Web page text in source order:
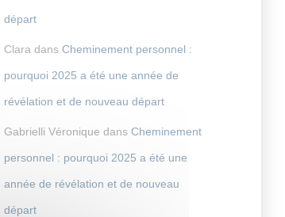
départ
Clara dans Cheminement personnel :
pourquoi 2025 a été une année de
révélation et de nouveau départ
Gabrielli Véronique dans Cheminement
personnel : pourquoi 2025 a été une
année de révélation et de nouveau
départ